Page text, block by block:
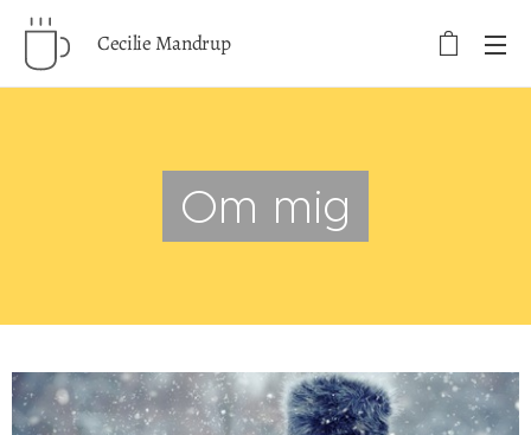
Cecilie Mandrup
Om mig